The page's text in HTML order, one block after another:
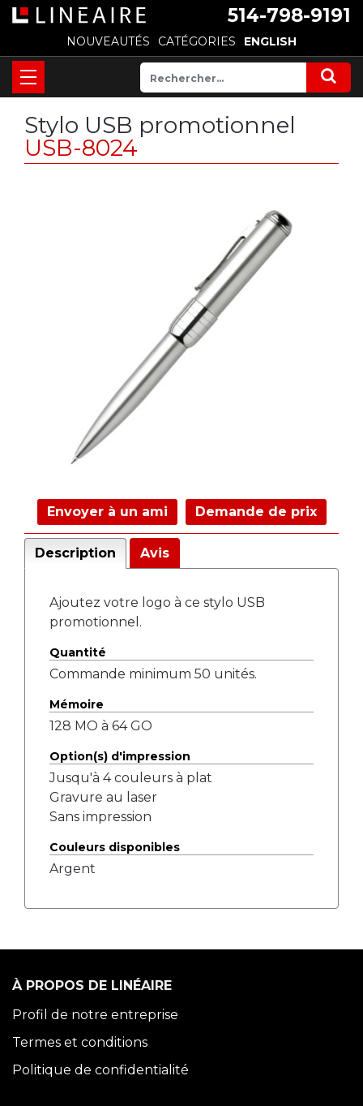
514-798-9191
NOUVEAUTÉS CATÉGORIES ENGLISH
Stylo USB promotionnel
USB-8024
Envoyer à un ami Demande de prix
Description Avis
Ajoutez votre logo à ce stylo USB
promotionnel.
Quantité
Commande minimum 50 unités.
Mémoire
128 MO à 64 GO
Option(s) d'impression
Jusqu'à 4 couleurs à plat
Gravure au laser
Sans impression
Couleurs disponibles
Argent
À PROPOS DE LINÉAIRE
Profil de notre entreprise
Termes et conditions
Politique de confidentialité